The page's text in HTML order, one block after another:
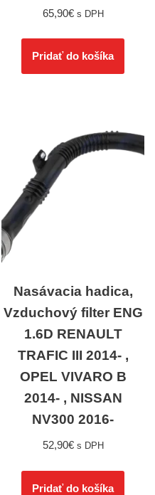
65,90€ s DPH
Pridať do košíka
Nasávacia hadica,
Vzduchový filter ENG
1.6D RENAULT
TRAFIC III 2014- ,
OPEL VIVARO B
2014- , NISSAN
NV300 2016-
52,90€ s DPH
Pridať do košíka